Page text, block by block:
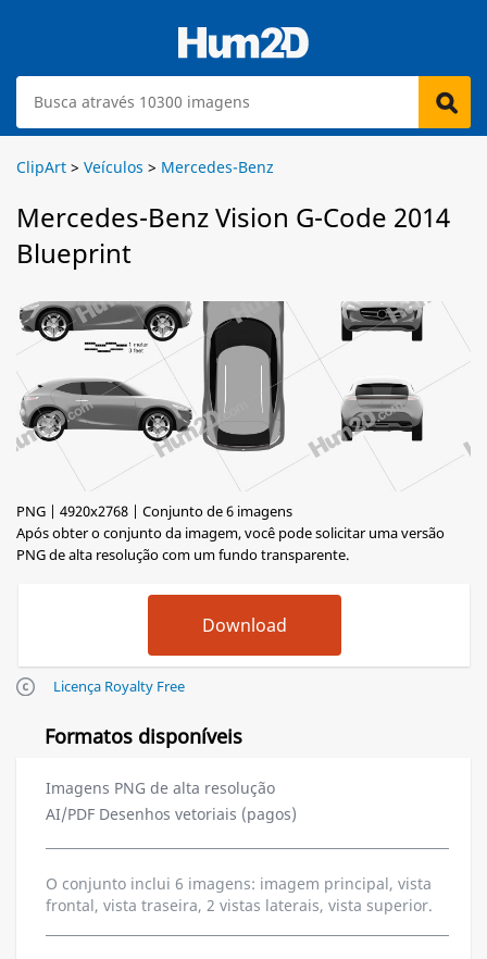
ClipArt > Veículos > Mercedes-Benz
Mercedes-Benz Vision G-Code 2014
Blueprint
PNG | 4920x2768 | Conjunto de 6 imagens
Após obter o conjunto da imagem, você pode solicitar uma versão
PNG de alta resolução com um fundo transparente.
Licença Royalty Free
Formatos disponíveis
Imagens PNG de alta resolução
AI/PDF Desenhos vetoriais (pagos)
O conjunto inclui 6 imagens: imagem principal, vista
frontal, vista traseira, 2 vistas laterais, vista superior.